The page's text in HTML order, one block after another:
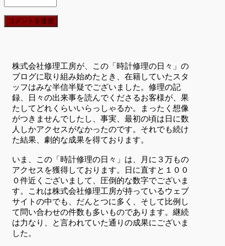
株式会社修理工房が、この「時計修理の日々」の
ブログに取り組み始めたとき、在籍していたスタ
ッフはみな半信半疑でございました。修理の記
録、日々の出来事を読んでくださるお客様が、果
たしてどれくらいいらっしゃるか。まったく想像
がつきませんでしたし、事実、最初の頃は日に数
人しかアクセスがなかったのです。それでも続け
た結果、劇的な成果を得ております。
いま、この「時計修理の日々」は、月に３万もの
アクセスを獲得しております。日に直すと１００
０件近くございまして、圧倒的な数字でございま
す。これは株式会社修理工房が持っているウェブ
サイトの中でも、だんとつに多く、そして比例し
て問い合わせの件数も多いものであります。継続
は力なり、と言われていた通りの成果にございま
した。